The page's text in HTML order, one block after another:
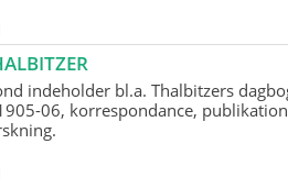
indeholder bl.a. Thalbitzers
06, korrespondance,